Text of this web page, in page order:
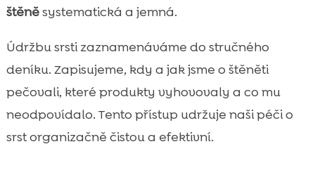
štěněsystematická a jemná.
Údržbu srsti zaznamenáváme do stručného
deníku. Zapisujeme, kdy a jak jsme o štěněti
pečovali, které produkty vyhovovaly a co mu
neodpovídalo. Tento přístup udržuje naši péči o
srst organizačně čistou a efektivní.